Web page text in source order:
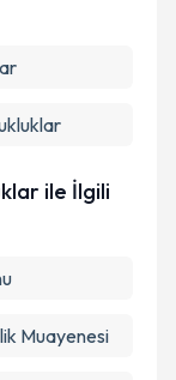
belirtilen
ile İlgili
Muayenesi